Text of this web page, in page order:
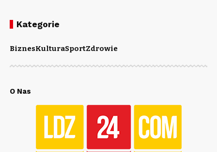
Kategorie
BiznesKulturaSportZdrowie
O Nas